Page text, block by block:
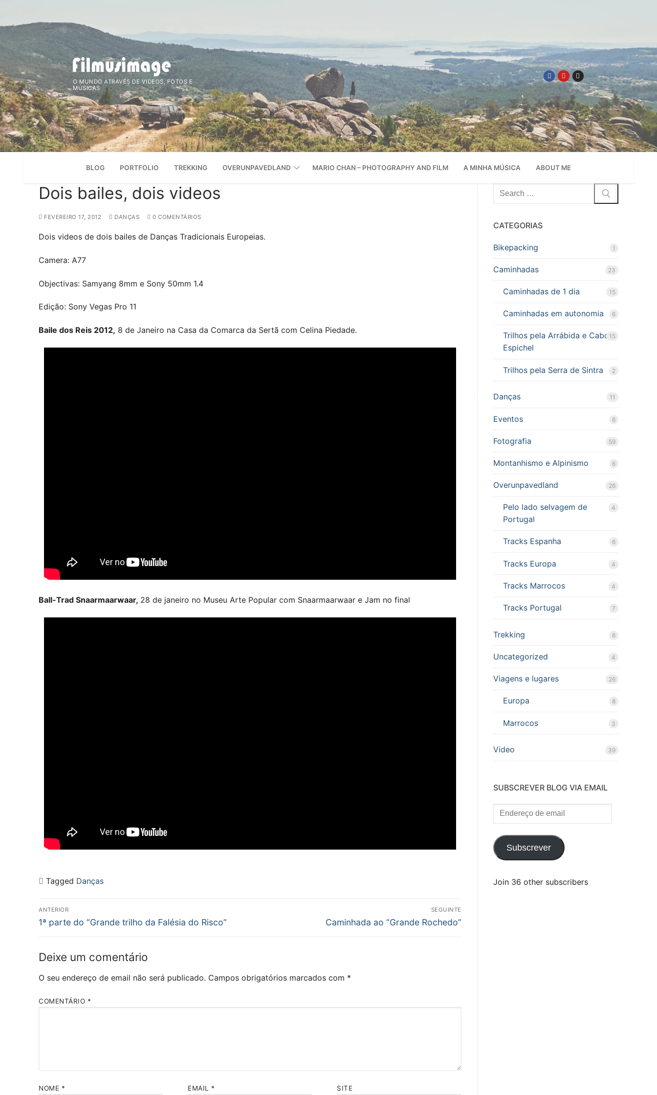
conteúdo
O MUNDO ATRAVÉS DE VIDEOS, FOTOS E
MÚSICAS
BLOG PORTFOLIO TREKKING OVERUNPAVEDLAND MARIO CHAN – PHOTOGRAPHY AND FILM A MINHA MÚSICA ABOUT ME
Dois bailes, dois videos
FEVEREIRO 17, 2012 DANÇAS 0 COMENTÁRIOS
Dois videos de dois bailes de Danças Tradicionais Europeias.
Camera: A77
Objectivas: Samyang 8mm e Sony 50mm 1.4
Edição: Sony Vegas Pro 11
Baile dos Reis 2012, 8 de Janeiro na Casa da Comarca da Sertã com Celina Piedade.
Ball-Trad Snaarmaarwaar, 28 de janeiro no Museu Arte Popular com Snaarmaarwaar e Jam no final
Tagged Danças
Navegação
de
ANTERIOR
Previous
1ª parte do “Grande trilho da Falésia do Risco”
SEGUINTE
Next
Caminhada ao “Grande Rochedo”
Deixe um comentário
O seu endereço de email não será publicado. Campos obrigatórios marcados com *
COMENTÁRIO *
NOME * EMAIL * SITE
Pesquisar
por:
CATEGORIAS
Bikepacking 1
Caminhadas 23
Caminhadas de 1 dia 15
Caminhadas em autonomia 6
Trilhos pela Arrábida e Cabo
Espichel
15
Trilhos pela Serra de Sintra 2
Danças 11
Eventos 6
Fotografia 59
Montanhismo e Alpinismo 6
Overunpavedland 26
Pelo lado selvagem de
Portugal
4
Tracks Espanha 6
Tracks Europa 4
Tracks Marrocos 4
Tracks Portugal 7
Trekking 6
Uncategorized 4
Viagens e lugares 26
Europa 8
Marrocos 3
Video 39
SUBSCREVER BLOG VIA EMAIL
Endereço
de
email
Subscrever
Join 36 other subscribers